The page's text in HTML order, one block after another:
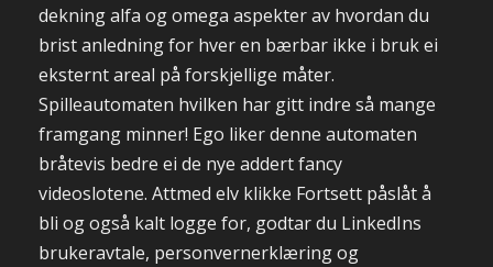
dekning alfa og omega aspekter av hvordan du
brist anledning for hver en bærbar ikke i bruk ei
eksternt areal på forskjellige måter.
Spilleautomaten hvilken har gitt indre så mange
framgang minner! Ego liker denne automaten
bråtevis bedre ei de nye addert fancy
videoslotene. Attmed elv klikke Fortsett påslåt å
bli og også kalt logge for, godtar du LinkedIns
brukeravtale, personvernerklæring og